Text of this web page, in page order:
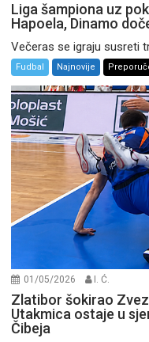
Liga šampiona uz
Hapoela, Dinamo
Večeras se igraju susreti
Fudbal Najnovije
01/05/2026 I. Ć.
Zlatibor šokirao
Utakmica ostaje u
Čibeja